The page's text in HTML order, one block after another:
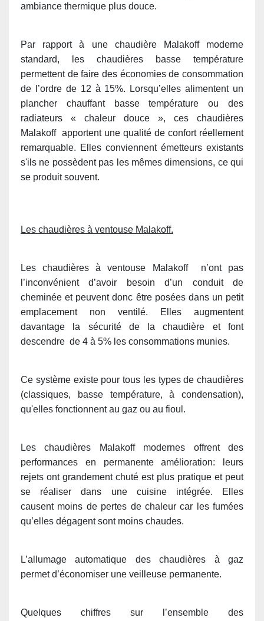
ambiance thermique plus douce.
Par rapport à une chaudière Malakoff moderne
standard, les chaudières basse température
permettent de faire des économies de consommation
de l’ordre de 12 à 15%. Lorsqu’elles alimentent un
plancher chauffant basse température ou des
radiateurs « chaleur douce », ces chaudières
Malakoff apportent une qualité de confort réellement
remarquable. Elles conviennent émetteurs existants
s'ils ne possèdent pas les mêmes dimensions, ce qui
se produit souvent.
Les chaudières à ventouse Malakoff.
Les chaudières à ventouse Malakoff n’ont pas
l’inconvénient d’avoir besoin d’un conduit de
cheminée et peuvent donc être posées dans un petit
emplacement non ventilé. Elles augmentent
davantage la sécurité de la chaudière et font
descendre de 4 à 5% les consommations munies.
Ce système existe pour tous les types de chaudières
(classiques, basse température, à condensation),
qu'elles fonctionnent au gaz ou au fioul.
Les chaudières Malakoff modernes offrent des
performances en permanente amélioration: leurs
rejets ont grandement chuté est plus pratique et peut
se réaliser dans une cuisine intégrée. Elles
causent moins de pertes de chaleur car les fumées
qu’elles dégagent sont moins chaudes.
L’allumage automatique des chaudières à gaz
permet d’économiser une veilleuse permanente.
Quelques chiffres sur l’ensemble des